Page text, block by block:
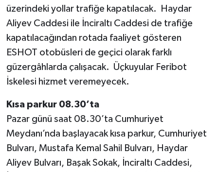
üzerindeki yollar trafiğe kapatılacak. Haydar
Aliyev Caddesi ile İnciraltı Caddesi de trafiğe
kapatılacağından rotada faaliyet gösteren
ESHOT otobüsleri de geçici olarak farklı
güzergâhlarda çalışacak. Üçkuyular Feribot
İskelesi hizmet veremeyecek.
Kısa parkur 08.30’ta
Pazar günü saat 08.30’ta Cumhuriyet
Meydanı’nda başlayacak kısa parkur, Cumhuriyet
Bulvarı, Mustafa Kemal Sahil Bulvarı, Haydar
Aliyev Bulvarı, Başak Sokak, İnciraltı Caddesi,